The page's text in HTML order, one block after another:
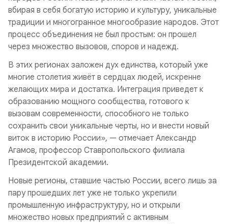
вбирая в себя богатую историю и культуру, уникальные
традиции и многогранное многообразие народов. Этот
процесс объединения не был простым: он прошел
через множество вызовов, споров и надежд.
В этих регионах заложен дух единства, который уже
многие столетия живёт в сердцах людей, искренне
желающих мира и достатка. Интеграция приведет к
образованию мощного сообщества, готового к
вызовам современности, способного не только
сохранить свои уникальные черты, но и внести новый
виток в историю России», — отмечает Александр
Агамов, профессор Ставропольского филиала
Президентской академии.
Новые регионы, ставшие частью России, всего лишь за
пару прошедших лет уже не только укрепили
промышленную инфраструктуру, но и открыли
множество новых предприятий с активным